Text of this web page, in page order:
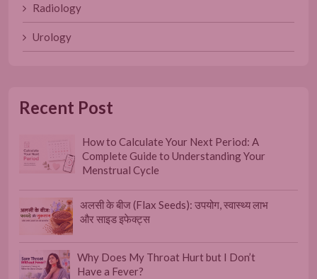
Radiology
Urology
Recent Post
How to Calculate Your Next Period: A
Complete Guide to Understanding Your
Menstrual Cycle
अलसी के बीज (Flax Seeds): उपयोग, स्वास्थ्य लाभ
और साइड इफेक्ट्स
Why Does My Throat Hurt but I Don’t
Have a Fever?